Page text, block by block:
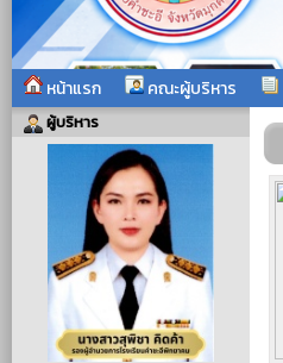
หน้าแรก คณะผู้บริหาร
ผู้บริหาร